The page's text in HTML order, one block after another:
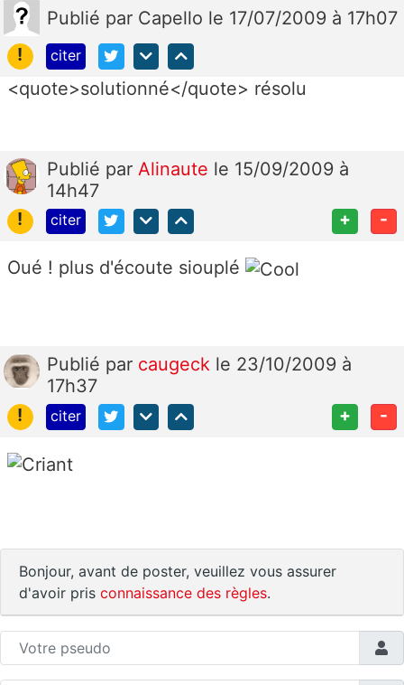
Publié par Capello le 17/07/2009 à 17h07
!
citer
<quote>solutionné</quote> résolu
Publié par Alinaute le 15/09/2009 à
14h47
!
citer + -
Oué ! plus d'écoute siouplé
Publié par caugeck le 23/10/2009 à
17h37
!
citer + -
Bonjour, avant de poster, veuillez vous assurer
d'avoir pris connaissance des règles.